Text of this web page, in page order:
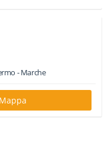
-Marche
Mappa